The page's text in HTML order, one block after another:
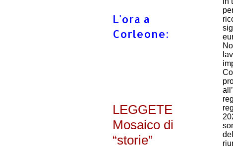
L'ora a
Corleone:
LEGGETE
Mosaico di
“storie”